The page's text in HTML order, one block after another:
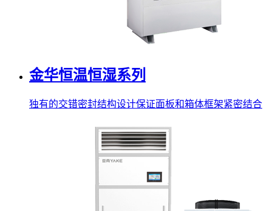
金华恒温恒湿系列
独有的交错密封结构设计保证面板和箱体框架紧密结合